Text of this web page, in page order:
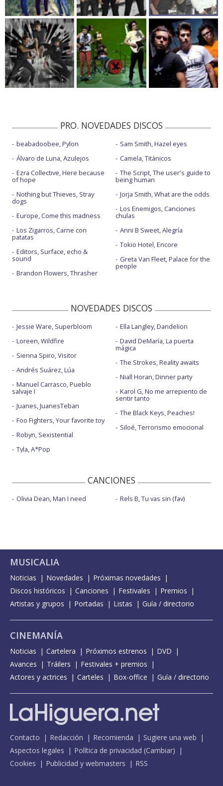
PRO. NOVEDADES DISCOS
beabadoobee, Pylon
Álvaro de Luna, Azulejos
Ezra Collective, Here because
of hope
Nothing but Thieves, Stray
dogs
Europe, Come this madness
Los Zigarros, Carne con
patatas
Editors, Surface, echo &
sound
Brandon Flowers, Thrasher
Sam Smith, Hazel eyes
Camela, Titánicos
The Script, The user's guide to
being human
Jorja Smith, What are the odds
Los Enemigos, Canciones
chulas
Anni B Sweet, Alegría
Tokio Hotel, Encore
Greta Van Fleet, Palace for the
people
NOVEDADES DISCOS
Jessie Ware, Superbloom
Loreen, Wildfire
Sienna Spiro, Visitor
Andrés Suárez, Lúa
Manuel Carrasco, Pueblo
salvaje I
Juanes, JuanesTeban
Foo Fighters, Your favorite toy
Robyn, Sexistential
Tyla, A*Pop
Ella Langley, Dandelion
David DeMaría, La puerta
mágica
The Strokes, Reality awaits
Niall Horan, Dinner party
Karol G, No me arrepiento de
sentir tanto
The Black Keys, Peaches!
Siloé, Terrorismo emocional
CANCIONES
Olivia Dean, Man I need Rels B, Tu vas sin (fav)
MUSICALIA
Noticias Novedades
Próximas novedades
Discos históricos
Canciones Festivales
Premios
Artistas y grupos
Portadas Listas Guía / directorio
CINEMANÍA
Noticias Cartelera Próximos estrenos
DVD
Avances
Tráilers
Festivales + premios
Actores y actrices
Carteles Box-office Guía / directorio
Contacto Redacción Recomienda
Sugiere una web
Aspectos legales
Política de privacidad (Cambiar)
Cookies
Publicidad y webmasters RSS